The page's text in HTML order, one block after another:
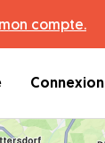
compte.
Connexion